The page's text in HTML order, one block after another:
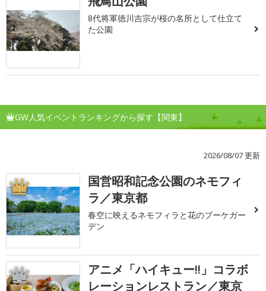
8代将軍徳川吉宗が桜の名所として仕立て
た公園
GW人気イベントランキングから探す【関東】
2026/08/07 更新
1
国営昭和記念公園のネモフィ
ラ／東京都
春空に映えるネモフィラと花のブーケガー
デン
2
アニメ「ハイキュー!!」コラボ
レーションレストラン／東京